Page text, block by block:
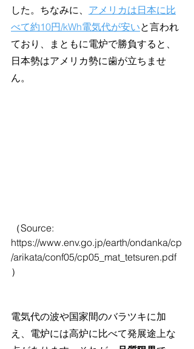
した。ちなみに、 アメリカは日本に比
べて約10円/kWh電気代が安いと言われ
ており、まともに電炉で勝負すると、
日本勢はアメリカ勢に歯が立ちませ
ん。
（Source:
https://www.env.go.jp/earth/ondanka/cp
/arikata/conf05/cp05_mat_tetsuren.pdf
）
電気代の波や国家間のバラツキに加
え、電炉には高炉に比べて発展途上な